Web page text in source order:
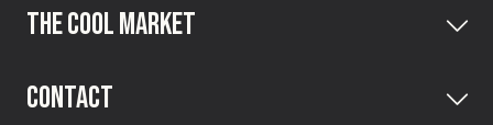
The Cool Market
Contact